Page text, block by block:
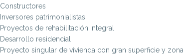
Constructores
Inversores patrimonialistas
Proyectos de rehabilitación integral
Desarrollo residencial
Proyecto singular de vivienda con gran superficie y